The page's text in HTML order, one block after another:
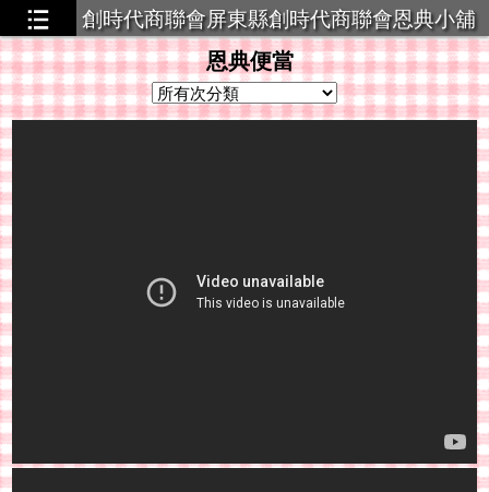
創時代商聯會屏東縣創時代商聯會恩典小舖
策略聯盟
恩典便當